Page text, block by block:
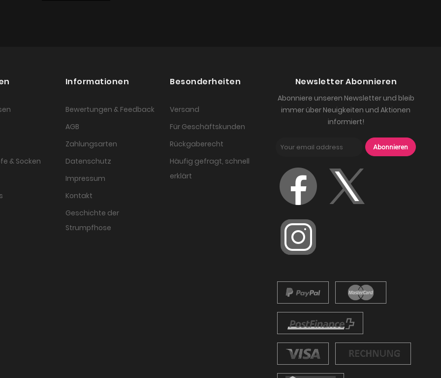
& Socken
Informationen
Bewertungen & Feedback
AGB
Zahlungsarten
Datenschutz
Impressum
Kontakt
Geschichte der
Strumpfhose
Besonderheiten
Versand
Für Geschäftskunden
Rückgaberecht
Häufig gefragt, schnell
erklärt
Newsletter Abonnieren
Abonniere unseren Newsletter und bleib
immer über Neuigkeiten und Aktionen
informiert!
Abonnieren